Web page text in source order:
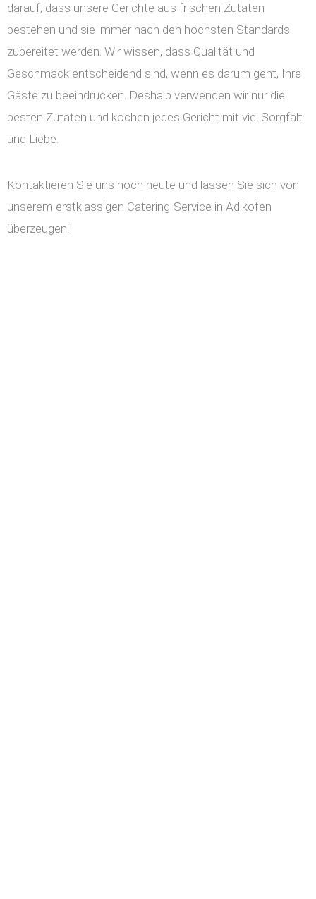
darauf, dass unsere Gerichte aus frischen Zutaten
bestehen und sie immer nach den höchsten Standards
zubereitet werden. Wir wissen, dass Qualität und
Geschmack entscheidend sind, wenn es darum geht, Ihre
Gäste zu beeindrucken. Deshalb verwenden wir nur die
besten Zutaten und kochen jedes Gericht mit viel Sorgfalt
und Liebe.
Kontaktieren Sie uns noch heute und lassen Sie sich von
unserem erstklassigen Catering-Service in Adlkofen
überzeugen!